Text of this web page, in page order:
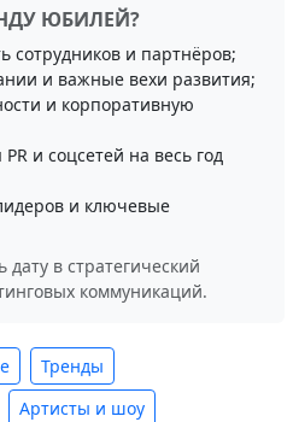
ЮБИЛЕЙ?
сотрудников и партнёров;
и важные вехи развития;
и корпоративную
и соцсетей на весь год
и ключевые
в стратегический
коммуникаций.
Тренды
Артисты и шоу